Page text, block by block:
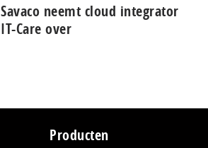
Savaco neemt cloud integrator
IT-Care over
Producten